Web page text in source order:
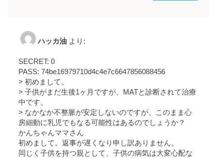
ハッカ油 より:
SECRET: 0
PASS: 74be16979710d4c4e7c6647856088456
> 初めまして。
> 子供がまだ生後1ヶ月ですが、MATと診断されて治療
中です。
> なかなか不整脈が安定しないのですが、このまま心
房細動に乳児でもなる可能性はあるのでしょうか？
かんちゃんママさん
初めまして。返事が遅くなり申し訳ありません。
同じく子供を持つ親として、子供の病気は大変心配な